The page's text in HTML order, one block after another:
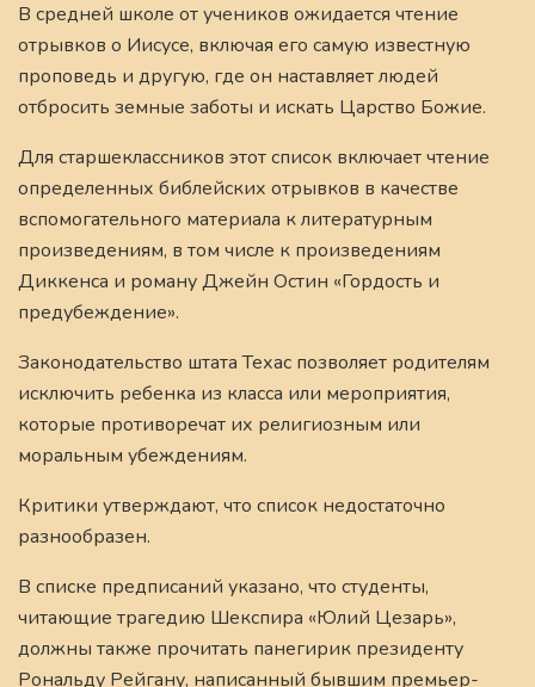
В средней школе от учеников ожидается чтение
отрывков о Иисусе, включая его самую известную
проповедь и другую, где он наставляет людей
отбросить земные заботы и искать Царство Божие.
Для старшеклассников этот список включает чтение
определенных библейских отрывков в качестве
вспомогательного материала к литературным
произведениям, в том числе к произведениям
Диккенса и роману Джейн Остин «Гордость и
предубеждение».
Законодательство штата Техас позволяет родителям
исключить ребенка из класса или мероприятия,
которые противоречат их религиозным или
моральным убеждениям.
Критики утверждают, что список недостаточно
разнообразен.
В списке предписаний указано, что студенты,
читающие трагедию Шекспира «Юлий Цезарь»,
должны также прочитать панегирик президенту
Рональду Рейгану, написанный бывшим премьер-